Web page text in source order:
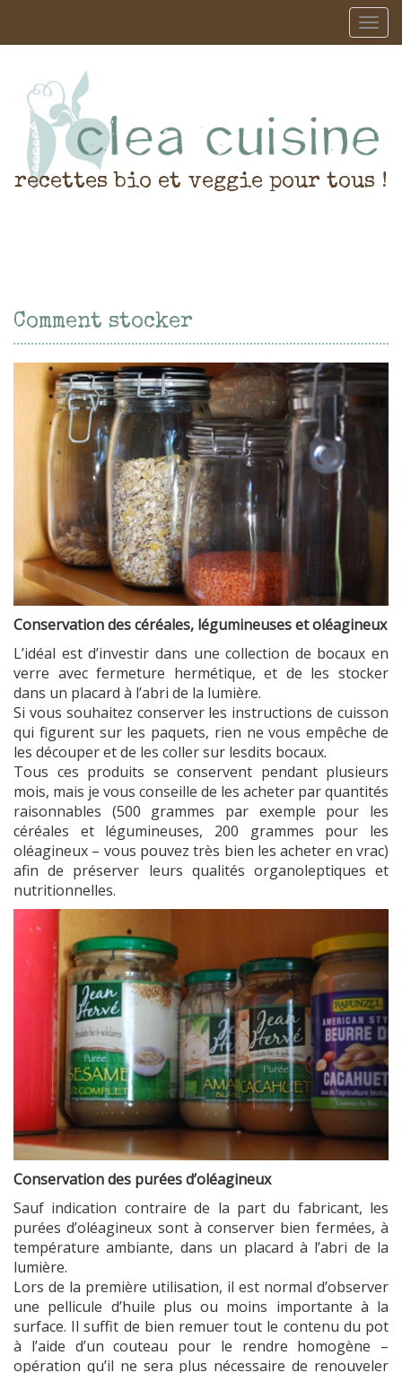
recettes bio et veggie pour tous !
Comment stocker
Conservation des céréales, légumineuses et oléagineux
L’idéal est d’investir dans une collection de bocaux en
verre avec fermeture hermétique, et de les stocker
dans un placard à l’abri de la lumière.
Si vous souhaitez conserver les instructions de cuisson
qui figurent sur les paquets, rien ne vous empêche de
les découper et de les coller sur lesdits bocaux.
Tous ces produits se conservent pendant plusieurs
mois, mais je vous conseille de les acheter par quantités
raisonnables (500 grammes par exemple pour les
céréales et légumineuses, 200 grammes pour les
oléagineux – vous pouvez très bien les acheter en vrac)
afin de préserver leurs qualités organoleptiques et
nutritionnelles.
Conservation des purées d’oléagineux
Sauf indication contraire de la part du fabricant, les
purées d’oléagineux sont à conserver bien fermées, à
température ambiante, dans un placard à l’abri de la
lumière.
Lors de la première utilisation, il est normal d’observer
une pellicule d’huile plus ou moins importante à la
surface. Il suffit de bien remuer tout le contenu du pot
à l’aide d’un couteau pour le rendre homogène –
opération qu’il ne sera plus nécessaire de renouveler